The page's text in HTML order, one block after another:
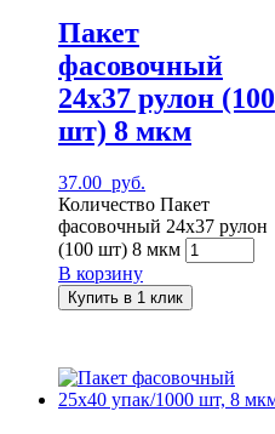
Пакет
фасовочный
24х37 рулон (100
шт) 8 мкм
37.00 руб.
Количество Пакет
фасовочный 24х37 рулон
(100 шт) 8 мкм
В корзину
Купить в 1 клик